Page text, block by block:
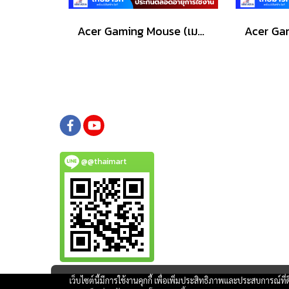
Acer Gaming Mouse (เมาส์เกมมิ่ง) Predator รุ่น G200 /6200dpi/Warranty Lifetime
@@thaimart
เว็บไซต์นี้มีการใช้งานคุกกี้ เพื่อเพิ่มประสิทธิภาพและประสบการณ์ที่